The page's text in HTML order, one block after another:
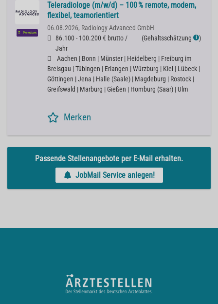
Premium
Teleradiologe (m/w/d) – 100 % remote, modern,
flexibel, teamorientiert
06.08.2026, Radiology Advanced GmbH
86.100 - 100.200 € brutto /
Jahr
(Gehaltsschätzung ℹ )
Aachen | Bonn | Münster | Heidelberg | Freiburg im
Breisgau | Tübingen | Erlangen | Würzburg | Kiel | Lübeck |
Göttingen | Jena | Halle (Saale) | Magdeburg | Rostock |
Greifswald | Marburg | Gießen | Homburg (Saar) | Ulm
Merken
Passende Stellenangebote per E-Mail erhalten.
JobMail Service anlegen!